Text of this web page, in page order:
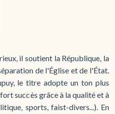
il soutient la République, la
de l'Église et de l'État.
le titre adopte un ton plus
succès grâce à la qualité et à
sports, faist-divers...). En